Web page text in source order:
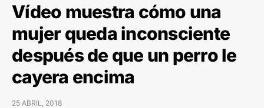
Vídeo muestra cómo una
mujer queda inconsciente
después de que un perro le
cayera encima
25 ABRIL, 2018